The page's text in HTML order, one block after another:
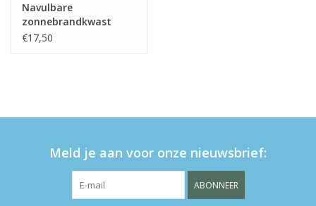
Navulbare
zonnebrandkwast
Pretty Panther
€17,50
Meld je aan voor onze nieuwsbrief:
ABONNEER